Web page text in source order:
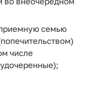
семью
числе